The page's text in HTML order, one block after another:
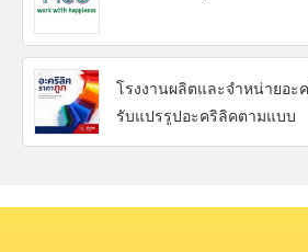
โรงงานผลิตและจำหน่ายอะ
รับแปรรูปอะคริลิคตามแบบ